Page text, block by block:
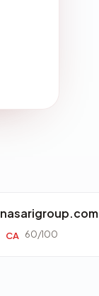
nasarigroup.com
CA 60/100